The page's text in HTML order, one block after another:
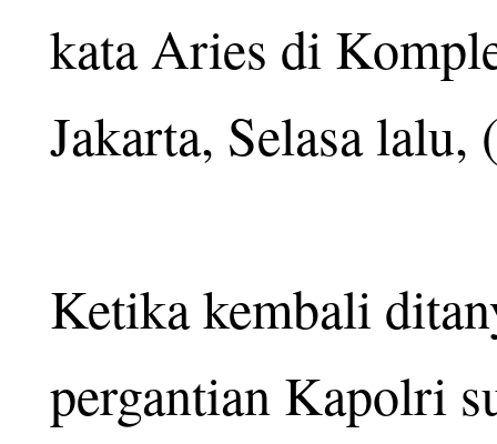
kata Aries di
Jakarta, Selasa lalu,
Ketika kembali
pergantian Kapolri